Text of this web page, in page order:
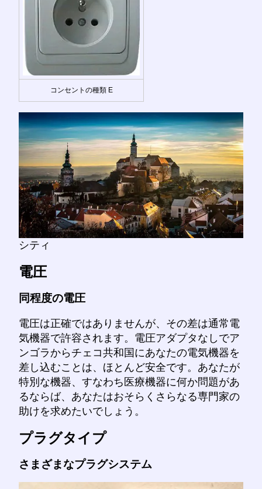
コンセントの種類 E
シティ
電圧
同程度の電圧
電圧は正確ではありませんが、その差は通常電
気機器で許容されます。電圧アダプタなしでア
ンゴラからチェコ共和国にあなたの電気機器を
差し込むことは、ほとんど安全です。あなたが
特別な機器、すなわち医療機器に何か問題があ
るならば、あなたはおそらくさらなる専門家の
助けを求めたいでしょう。
プラグタイプ
さまざまなプラグシステム